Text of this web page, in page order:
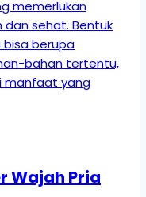
Wajah Pria